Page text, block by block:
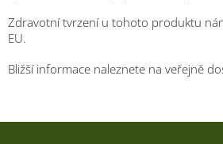
Zdravotní tvrzení u tohoto produktu
EU.
Bližší informace naleznete na veřejně
Z